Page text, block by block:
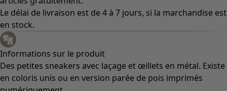
Le délai de livraison est de 4 à 7 jours, si la marchandise est
en stock.
Informations sur le produit
Des petites sneakers avec laçage et œillets en métal. Existe
en coloris unis ou en version parée de pois imprimés